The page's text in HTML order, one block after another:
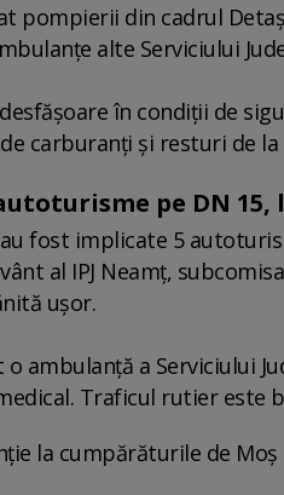
pompierii din cadrul
alte Serviciului
în condiţii de
carburanţi şi resturi de
pe DN 15,
fost implicate 5
al IPJ Neamţ,
uşor.
ambulanţă a Serviciului
Traficul rutier este
la cumpărăturile de